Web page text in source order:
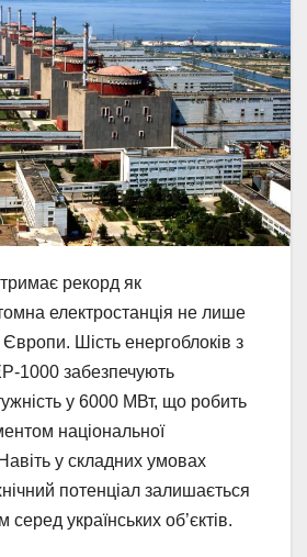
рекорд як
електростанція не лише
Європи. Шість енергоблоків з
1000 забезпечують
у 6000 МВт, що робить
національної
у складних умовах
потенціал залишається
українських об’єктів.